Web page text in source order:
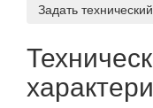
Задать